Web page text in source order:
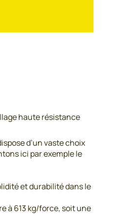
haute résistance
d’un vaste choix
ici par exemple le
et durabilité dans le
à 613 kg/force, soit une